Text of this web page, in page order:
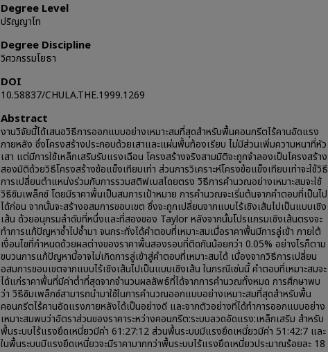
Degree Level
ปริญญาโท
Degree Discipline
วิศวกรรมโยธา
DOI
10.58837/CHULA.THE.1999.1269
Abstract
งานวิจัยนี้ได้เสนอวิธีการออกแบบอย่างเหมาะสมที่สุดสำหรับพื้นคอนกรีตไร้คานอัดแรง
ภายหลัง ซึ่งโครงสร้างประกอบด้วยเสาและแผ่นพื้นท้องเรียบ ไม่มีส่วนเพิ่มความหนาที่หัว
เสา แต่มีการใช้เหล็กเสริมรับแรงเฉือน โครงสร้างจริงสามมิติจะถูกจำลองเป็นโครงสร้าง
สองมิติด้วยวิธีโครงสร้างข้อแข็งเทียบเท่า ส่วนการวิเคราะห์โครงข้อแข็งเทียบเท่าจะใช้วิธี
การเปลี่ยนตำแหน่งร่วมกับการรวมสติฟเนสโดยตรง วิธีการคำนวณอย่างเหมาะสมจะใช้
วิธีซิมเพล็กซ์ โดยมีราคาพื้นเป็นสมการเป้าหมาย การคำนวณจะเริ่มต้นจากคำตอบที่เป็นไป
ได้ก่อน จากนั้นจะสร้างอสมการขอบเขต ซึ่งจะถูกเปลี่ยนจากแบบไร้เชิงเส้นไปเป็นแบบเชิง
เส้น ด้วยอนุกรมลำดับที่หนึ่งและที่สองของ Taylor หลังจากนั้นโปรแกรมเชิงเส้นตรงจะ
ทำการแก้ปัญหาซ้ำไปซ้ำมา จนกระทั่งได้คำตอบที่เหมาะสมเมื่อราคาพื้นมีการลู่เข้า ภายใต้
เงื่อนไขที่กำหนดด้วยผลต่างของราคาพื้นสองรอบที่ติดกันน้อยกว่า 0.05% อย่างไรก็ตาม
ขบวนการแก้ปัญหานี้อาจไม่เกิดการลู่เข้าสู่คำตอบที่เหมาะสมได้ เนื่องจากวิธีการเปลี่ยน
อสมการขอบเขตจากแบบไร้เชิงเส้นไปเป็นแบบเชิงเส้น ในกรณีเช่นนี้ คำตอบที่เหมาะสมจะ
ได้แก่ราคาพื้นที่มีค่าต่ำที่สุดจากจำนวนผลลัพธ์ที่ได้จากการคำนวณทั้งหมด การศึกษาพบ
ว่า วิธีซิมเพล็กซ์สามารถนำมาใช้ในการคำนวณออกแบบอย่างเหมาะสมที่สุดสำหรับพื้น
คอนกรีตไร้คานอัดแรงภายหลังได้เป็นอย่างดี และจากตัวอย่างที่ได้ทำการออกแบบอย่าง
เหมาะสมพบว่าอัตราส่วนของราคาระหว่างคอนกรีต:ระบบลวดอัดแรง:เหล็กเสริม สำหรับ
พื้นระบบไร้แรงยึดเหนี่ยวมีค่า 61:27:12 ส่วนพื้นระบบมีแรงยึดเหนี่ยวมีค่า 51:42:7 และ
ในพื้นระบบมีแรงยึดเหนี่ยวจะมีราคามากกว่าพื้นระบบไร้แรงยึดเหนี่ยวประมาณร้อยละ 18